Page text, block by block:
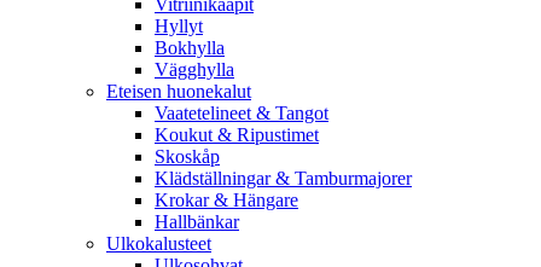
Vitriinikaapit
Hyllyt
Bokhylla
Vägghylla
Eteisen huonekalut
Vaatetelineet & Tangot
Koukut & Ripustimet
Skoskåp
Klädställningar & Tamburmajorer
Krokar & Hängare
Hallbänkar
Ulkokalusteet